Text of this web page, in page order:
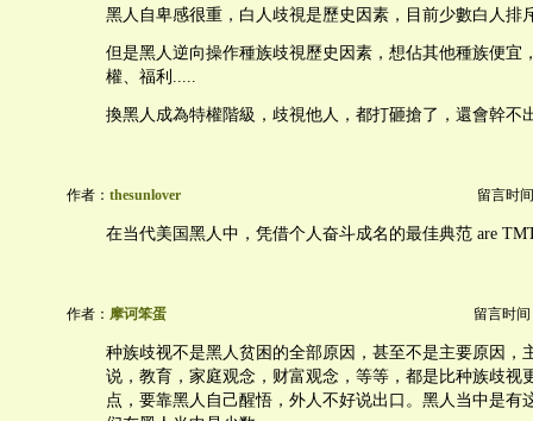
黑人自卑感很重，白人歧視是歷史因素，目前少數白人排
但是黑人逆向操作種族歧視歷史因素，想佔其他種族便宜
權、福利.....
換黑人成為特權階級，歧視他人，都打砸搶了，還會幹不
作者： thesunlover 留言时
在当代美国黑人中，凭借个人奋斗成名的最佳典范 are
作者： 摩诃笨蛋 留言时间
种族歧视不是黑人贫困的全部原因，甚至不是主要原因，
说，教育，家庭观念，财富观念，等等，都是比种族歧视
点，要靠黑人自己醒悟，外人不好说出口。黑人当中是有